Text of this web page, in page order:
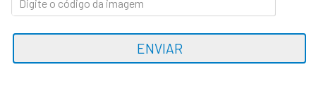
ENVIAR